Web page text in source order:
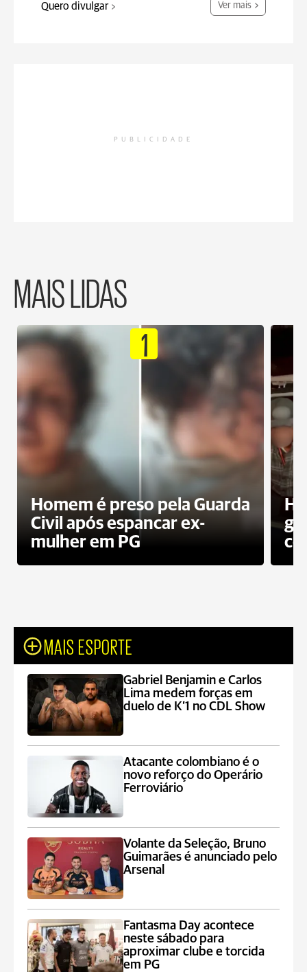
Quero divulgar Ver mais
PUBLICIDADE
MAIS LIDAS
1
Homem é preso pela Guarda
Civil após espancar ex-
mulher em PG
MAIS ESPORTE
Gabriel Benjamin e Carlos
Lima medem forças em
duelo de K’1 no CDL Show
Atacante colombiano é o
novo reforço do Operário
Ferroviário
Volante da Seleção, Bruno
Guimarães é anunciado pelo
Arsenal
Fantasma Day acontece
neste sábado para
aproximar clube e torcida
em PG